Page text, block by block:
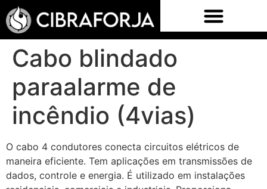
Cabo blindado
paraalarme de
incêndio (4vias)
O cabo 4 condutores conecta circuitos elétricos de
maneira eficiente. Tem aplicações em transmissões de
dados, controle e energia. É utilizado em instalações